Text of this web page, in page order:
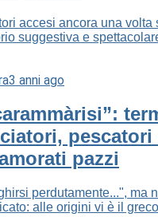
accesi ancora una volta
suggestiva e
3 anni ago
pazzi
perdutamente...", ma
alle origini vi è il